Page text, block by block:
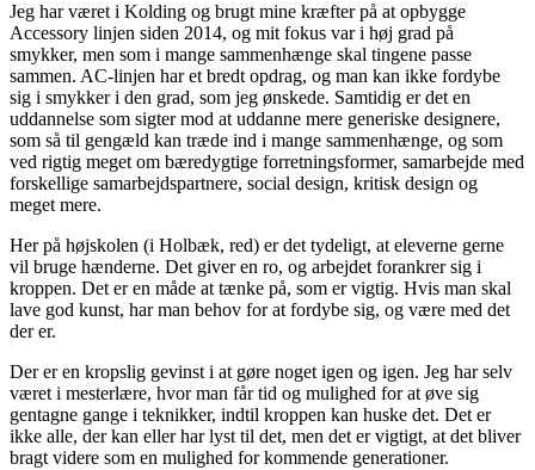
Jeg har været i Kolding og brugt mine kræfter på at opbygge
Accessory linjen siden 2014, og mit fokus var i høj grad på
smykker, men som i mange sammenhænge skal tingene passe
sammen. AC-linjen har et bredt opdrag, og man kan ikke fordybe
sig i smykker i den grad, som jeg ønskede. Samtidig er det en
uddannelse som sigter mod at uddanne mere generiske designere,
som så til gengæld kan træde ind i mange sammenhænge, og som
ved rigtig meget om bæredygtige forretningsformer, samarbejde med
forskellige samarbejdspartnere, social design, kritisk design og
meget mere.
Her på højskolen (i Holbæk, red) er det tydeligt, at eleverne gerne
vil bruge hænderne. Det giver en ro, og arbejdet forankrer sig i
kroppen. Det er en måde at tænke på, som er vigtig. Hvis man skal
lave god kunst, har man behov for at fordybe sig, og være med det
der er.
Der er en kropslig gevinst i at gøre noget igen og igen. Jeg har selv
været i mesterlære, hvor man får tid og mulighed for at øve sig
gentagne gange i teknikker, indtil kroppen kan huske det. Det er
ikke alle, der kan eller har lyst til det, men det er vigtigt, at det bliver
bragt videre som en mulighed for kommende generationer.